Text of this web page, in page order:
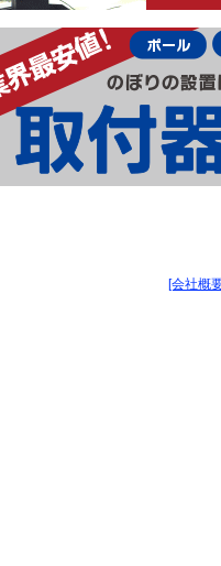
[会社概